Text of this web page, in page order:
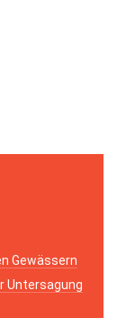
Gewässern
Untersagung